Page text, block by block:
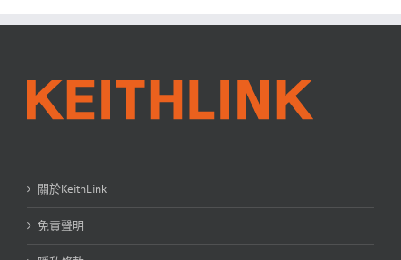
關於KeithLink
免責聲明